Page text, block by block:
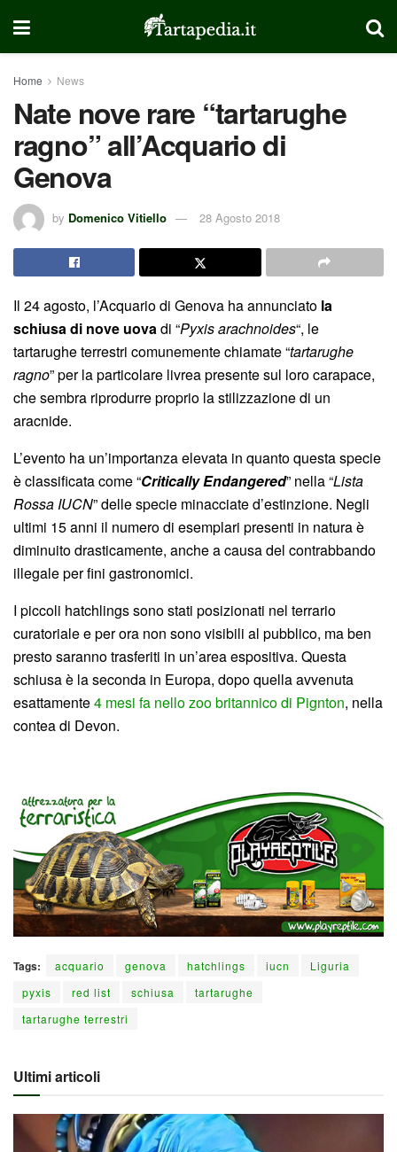
Home News
Nate nove rare “tartarughe
ragno” all’Acquario di
Genova
by Domenico Vitiello 28 Agosto 2018
Il 24 agosto, l’Acquario di Genova ha annunciato la
schiusa di nove uovadi “Pyxis arachnoides“, le
tartarughe terrestri comunemente chiamate “tartarughe
ragno” per la particolare livrea presente sul loro carapace,
che sembra riprodurre proprio la stilizzazione di un
aracnide.
L’evento ha un’importanza elevata in quanto questa specie
è classificata come “Critically Endangered” nella “Lista
Rossa IUCN” delle specie minacciate d’estinzione. Negli
ultimi 15 anni il numero di esemplari presenti in natura è
diminuito drasticamente, anche a causa del contrabbando
illegale per fini gastronomici.
I piccoli hatchlings sono stati posizionati nel terrario
curatoriale e per ora non sono visibili al pubblico, ma ben
presto saranno trasferiti in un’area espositiva. Questa
schiusa è la seconda in Europa, dopo quella avvenuta
esattamente4 mesi fa nello zoo britannico di Pignton, nella
contea di Devon.
Tags: acquario genova hatchlings iucn
Liguria
pyxis
red list schiusa
tartarughe
tartarughe terrestri
Ultimi articoli